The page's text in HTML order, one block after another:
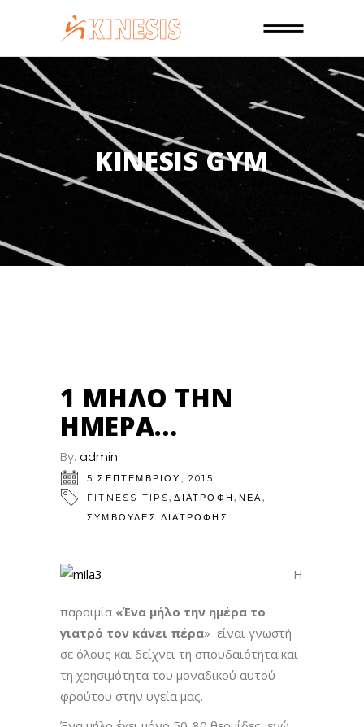
KINESIS GYM
1 ΜΉΛΟ ΤΗΝ
ΗΜΈΡΑ…
By: admin
5 ΣΕΠΤΕΜΒΡΊΟΥ, 2015
FITNESS TIPS,ΔΙΑΤΡΟΦΗ,ΝΕΑ ,
ΣΥΜΒΟΥΛΕΣ ΔΙΑΤΡΟΦΗΣ
H
παροιμία «Ένα μήλο την ημέρα το
γιατρό τον κάνει πέρα» είναι γνωστή
σε όλους και δείχνει τη σπουδαιότητα και
τη χρησιμότητα του μοναδικού αυτού
φρούτου στην υγεία μας.